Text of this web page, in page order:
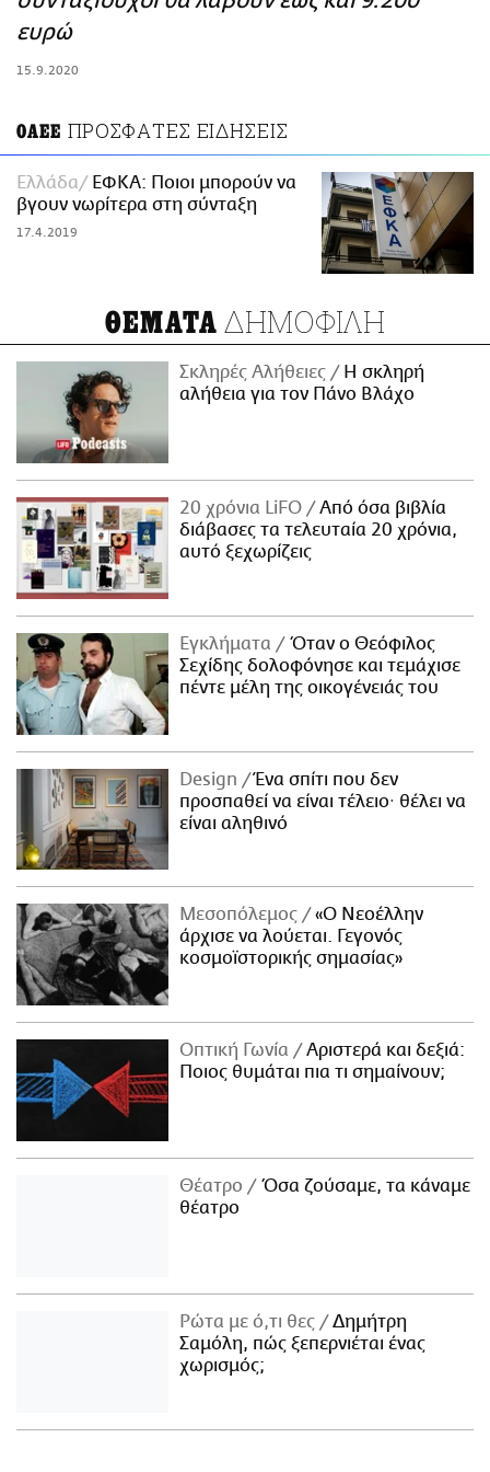
ΑΜΠΑ
ευρώ
15.9.2020
ΟΑΕΕ ΠΡΟΣΦΑΤΕΣ ΕΙΔΗΣΕΙΣ
Ελλάδα
ΕΦΚΑ: Ποιοι μπορούν να
βγουν νωρίτερα στη σύνταξη
17.4.2019
ΘΕΜΑΤΑ ΔΗΜΟΦΙΛΗ
Σκληρές Αλήθειες
H σκληρή
αλήθεια για τον Πάνο Βλάχο
20 χρόνια LiFO
Από όσα βιβλία
διάβασες τα τελευταία 20 χρόνια,
αυτό ξεχωρίζεις
Εγκλήματα
Όταν ο Θεόφιλος
Σεχίδης δολοφόνησε και τεμάχισε
πέντε μέλη της οικογένειάς του
Design
Ένα σπίτι που δεν
προσπαθεί να είναι τέλειο· θέλει να
είναι αληθινό
Μεσοπόλεμος
«Ο Νεοέλλην
άρχισε να λούεται. Γεγονός
κοσμοϊστορικής σημασίας»
Οπτική Γωνία
Αριστερά και δεξιά:
Ποιος θυμάται πια τι σημαίνουν;
Θέατρο
Όσα ζούσαμε, τα κάναμε
θέατρο
Ρώτα με ό,τι θες
Δημήτρη
Σαμόλη, πώς ξεπερνιέται ένας
χωρισμός;